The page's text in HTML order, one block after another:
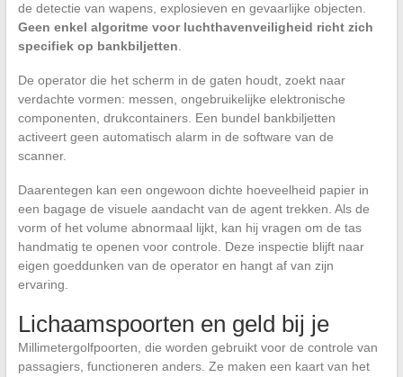
de detectie van wapens, explosieven en gevaarlijke objecten.
Geen enkel algoritme voor luchthavenveiligheid richt zich
specifiek op bankbiljetten
De operator die het scherm in de gaten houdt, zoekt naar
verdachte vormen: messen, ongebruikelijke elektronische
componenten, drukcontainers. Een bundel bankbiljetten
activeert geen automatisch alarm in de software van de
scanner.
Daarentegen kan een ongewoon dichte hoeveelheid papier in
een bagage de visuele aandacht van de agent trekken. Als de
vorm of het volume abnormaal lijkt, kan hij vragen om de tas
handmatig te openen voor controle. Deze inspectie blijft naar
eigen goeddunken van de operator en hangt af van zijn
ervaring.
Lichaamspoorten en geld bij je
Millimetergolfpoorten, die worden gebruikt voor de controle van
passagiers, functioneren anders. Ze maken een kaart van het